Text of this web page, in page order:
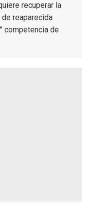
recuperar la
reaparecida
competencia de